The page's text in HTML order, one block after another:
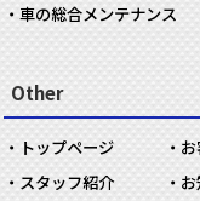
車の総合メンテナンス
Other
トップページ
スタッフ紹介